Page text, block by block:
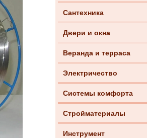
Сантехника
Двери и окна
Веранда и терраса
Электричество
Системы комфорта
Стройматериалы
Инструмент